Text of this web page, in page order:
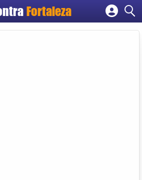
Fortaleza
Cadastrar empresa